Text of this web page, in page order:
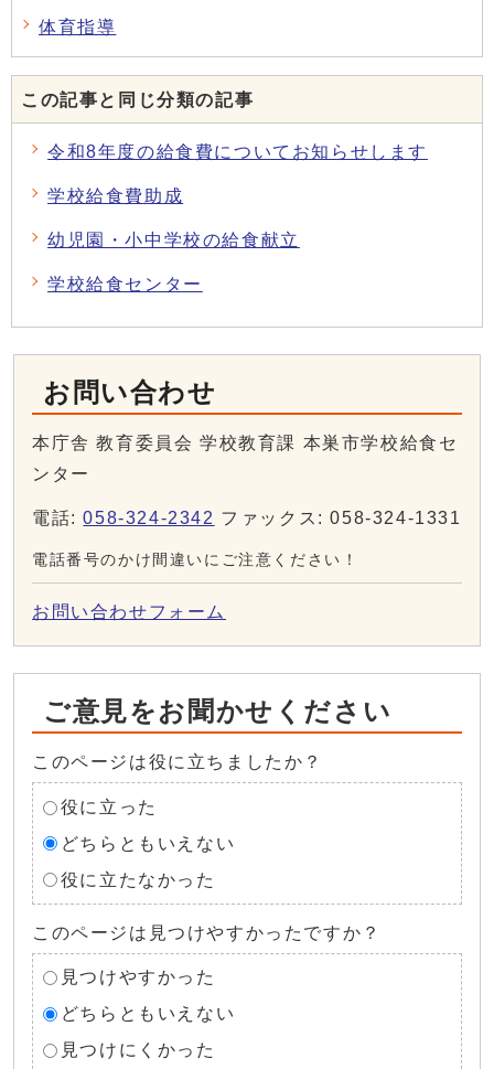
体育指導
この記事と同じ分類の記事
令和8年度の給食費についてお知らせします
学校給食費助成
幼児園・小中学校の給食献立
学校給食センター
お問い合わせ
本庁舎 教育委員会 学校教育課 本巣市学校給食セ
ンター
電話:058-324-2342 ファックス: 058-324-1331
電話番号のかけ間違いにご注意ください！
お問い合わせフォーム
ご意見をお聞かせください
このページは役に立ちましたか？
役に立った
どちらともいえない
役に立たなかった
このページは見つけやすかったですか？
見つけやすかった
どちらともいえない
見つけにくかった